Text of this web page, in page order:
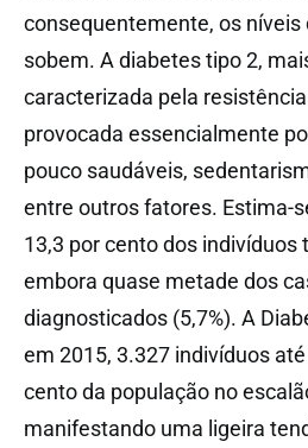
consequentemente, os níveis
sobem. A diabetes tipo 2,
caracterizada pela
provocada essencialmente
pouco saudáveis,
entre outros fatores. Estima-
13,3 por cento dos indivíduos
embora quase metade dos
diagnosticados (5,7%). A
em 2015, 3.327 indivíduos
cento da população no
manifestando uma ligeira